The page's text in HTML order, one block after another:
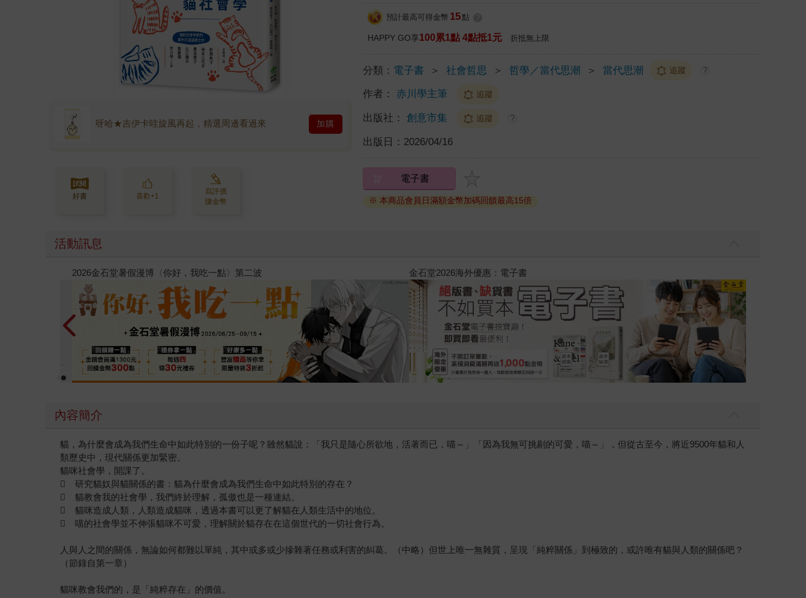
呀哈★吉伊卡哇旋風再起，精選周邊看過來 加購
好書 喜歡+1
寫評價
賺金幣
預計最高可得金幣 15 點
HAPPY GO享100累1點 4點抵1元 折抵無上限
分類： 電子書 ＞ 社會哲思 ＞ 哲學／當代思潮 ＞ 當代思潮 追蹤 ?
作者： 赤川學主筆 追蹤
出版社： 創意市集 追蹤 ?
出版日： 2026/04/16
電子書
※ 本商品會員日滿額金幣加碼回饋最高15倍
活動訊息
春光ｘ奇幻基地｜全書系展 2026金石堂暑假漫博〈你好，我吃一點〉第二波
內容簡介
貓，為什麼會成為我們生命中如此特別的一份子呢？雖然貓說：「我只是隨心所欲地，活著而已，喵～」「因為我無可挑剔的可愛，喵～」，但從古至今，將近9500年貓和人
類歷史中，現代關係更加緊密。
貓咪社會學，開課了。
 研究貓奴與貓關係的書：貓為什麼會成為我們生命中如此特別的存在？
 貓教會我的社會學，我們終於理解，孤傲也是一種連結。
 貓咪造成人類，人類造成貓咪，透過本書可以更了解貓在人類生活中的地位。
 喵的社會學並不伸張貓咪不可愛，理解關於貓存在在這個世代的一切社會行為。
人與人之間的關係，無論如何都難以單純，其中或多或少摻雜著任務或利害的糾葛。（中略）但世上唯一無雜質，呈現「純粹關係」到極致的，或許唯有貓與人類的關係吧？
（節錄自第一章）
貓咪教會我們的，是「純粹存在」的價值。